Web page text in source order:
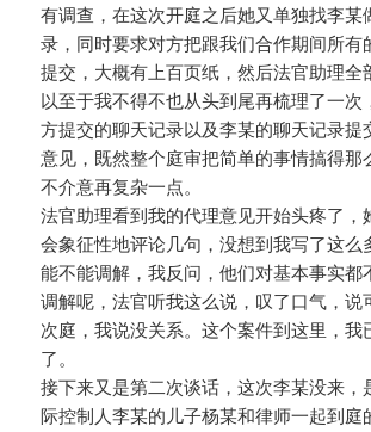
有调查，在这次开庭之后她又单独找李某
录，同时要求对方把跟我们合作期间所有
提交，大概有上百页纸，然后法官助理全
以至于我不得不也从头到尾再梳理了一次
方提交的聊天记录以及李某的聊天记录提
意见，既然整个庭审把简单的事情搞得那
不介意再复杂一点。
法官助理看到我的代理意见开始头疼了，
会象征性地评论几句，没想到我写了这么
能不能调解，我反问，他们对基本事实都
调解呢，法官听我这么说，叹了口气，说
次庭，我说没关系。这个案件到这里，我
了。
接下来又是第二次谈话，这次李某没来，
际控制人李某的儿子杨某和律师一起到庭